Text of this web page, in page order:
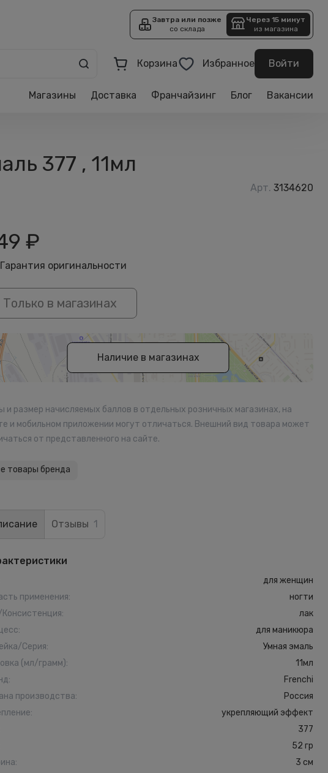
Завтра или позже
со склада
Через 15 минут
из магазина
Корзина Избранное Войти
Магазины Доставка Франчайзинг Блог Вакансии
377 , 11мл
Арт. 3134620
₽
Гарантия оригинальности
Только в магазинах
Наличие в магазинах
и размер начисляемых баллов в отдельных розничных магазинах, на
и мобильном приложении могут отличаться. Внешний вид товара может
от представленного на сайте.
товары бренда
Отзывы 1
для женщин
применения:
ногти
:
лак
:
для маникюра
Серия:
Умная эмаль
(мл/грамм):
11мл
:
Frenchi
производства:
Россия
:
укрепляющий эффект
377
52 гр
:
3 см